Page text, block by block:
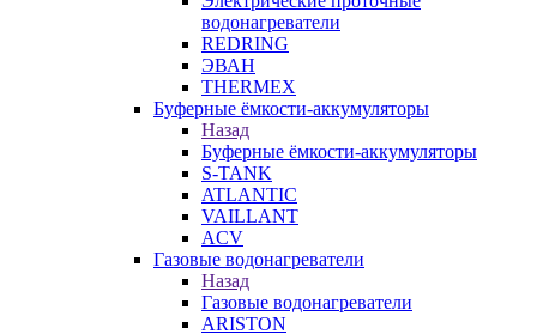
водонагреватели
REDRING
ЭВАН
THERMEX
Буферные ёмкости-аккумуляторы
Назад
Буферные ёмкости-аккумуляторы
S-TANK
ATLANTIC
VAILLANT
ACV
Газовые водонагреватели
Назад
Газовые водонагреватели
ARISTON